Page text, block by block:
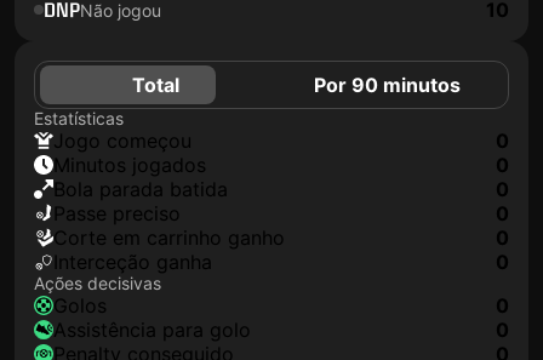
DNPNão jogou 10
Total Por 90 minutos
Estatísticas
jogo começou
0
minutos jogados
0
Bola parada batida
0
passe preciso
0
corte em carrinho ganho
0
interceção ganha
0
Ações decisivas
golos
0
assistência para golo
0
penalty conseguido
0